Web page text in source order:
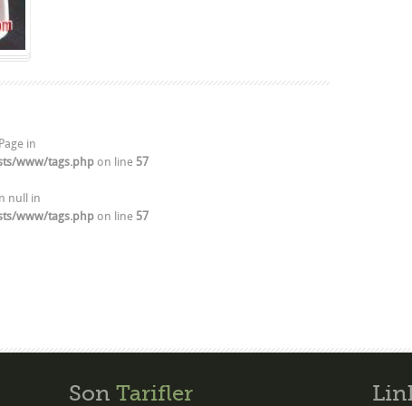
in
www/tags.php on line 57
null in
www/tags.php on line 57
Son Tarifler